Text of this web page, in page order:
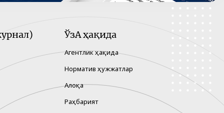
ЎзА ҳақида
Агентлик ҳақида
Норматив ҳужжатлар
Алоқа
Раҳбарият